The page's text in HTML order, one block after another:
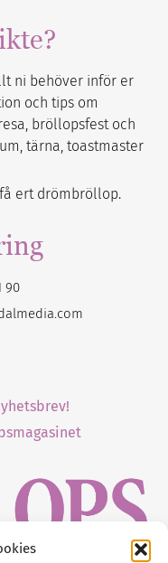
ni behöver inför er
och tips om
bröllopsfest och
tärna, toastmaster
ert drömbröllop.
90